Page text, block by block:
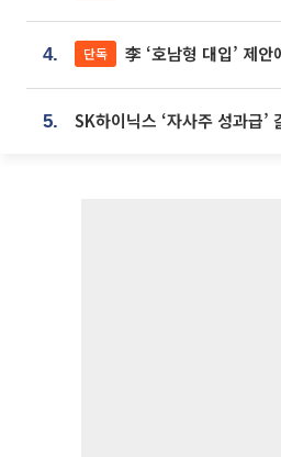
4. 단독 李 ‘호남형 대입’ 제안에 교육청·지
5.